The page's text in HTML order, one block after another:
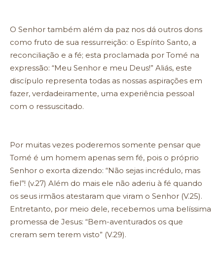
O Senhor também além da paz nos dá outros dons
como fruto de sua ressurreição: o Espírito Santo, a
reconciliação e a fé; esta proclamada por Tomé na
expressão: “Meu Senhor e meu Deus!” Aliás, este
discípulo representa todas as nossas aspirações em
fazer, verdadeiramente, uma experiência pessoal
com o ressuscitado.
Por muitas vezes poderemos somente pensar que
Tomé é um homem apenas sem fé, pois o próprio
Senhor o exorta dizendo: “Não sejas incrédulo, mas
fiel”! (v.27) Além do mais ele não aderiu à fé quando
os seus irmãos atestaram que viram o Senhor (V.25).
Entretanto, por meio dele, recebemos uma belíssima
promessa de Jesus: “Bem-aventurados os que
creram sem terem visto” (V.29).